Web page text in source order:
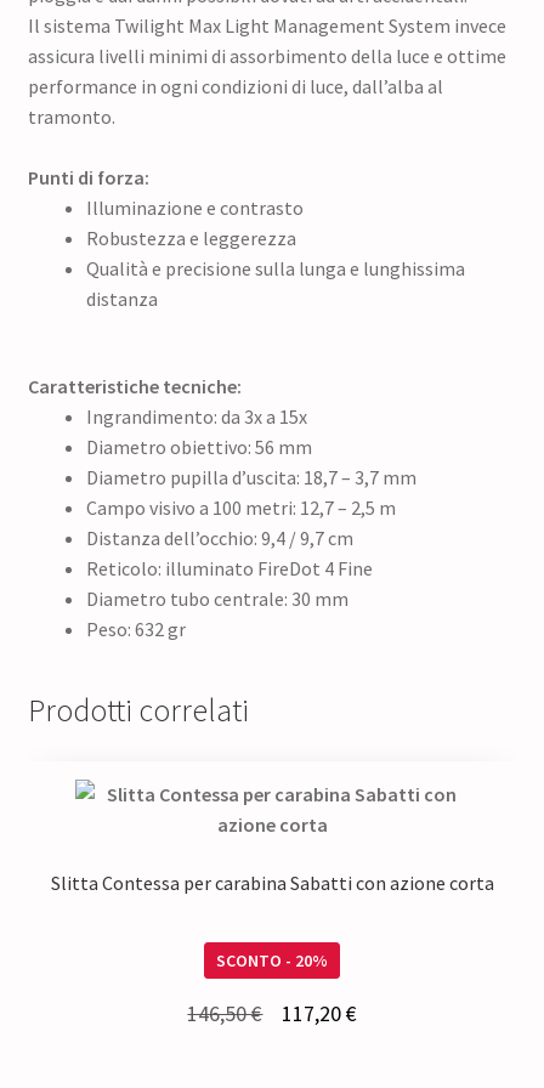
Il sistema Twilight Max Light Management System invece
assicura livelli minimi di assorbimento della luce e ottime
performance in ogni condizioni di luce, dall’alba al
tramonto.
Punti di forza:
Illuminazione e contrasto
Robustezza e leggerezza
Qualità e precisione sulla lunga e lunghissima
distanza
Caratteristiche tecniche:
Ingrandimento: da 3x a 15x
Diametro obiettivo: 56 mm
Diametro pupilla d’uscita: 18,7 – 3,7 mm
Campo visivo a 100 metri: 12,7 – 2,5 m
Distanza dell’occhio: 9,4 / 9,7 cm
Reticolo: illuminato FireDot 4 Fine
Diametro tubo centrale: 30 mm
Peso: 632 gr
Prodotti correlati
Slitta Contessa per carabina Sabatti con azione corta
SCONTO - 20%
146,50€ 117,20€Il